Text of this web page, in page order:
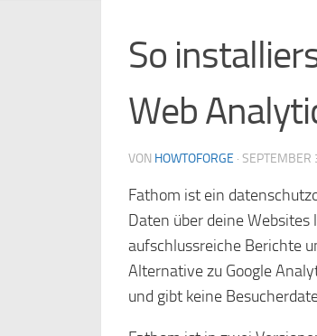
So
Web
VON HOWTOFORGE ·
Fathom ist ein
Daten über deine
aufschlussreiche Berichte
Alternative zu Google
und gibt keine